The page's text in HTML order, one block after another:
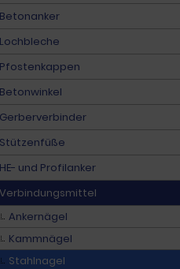
Betonanker
Lochbleche
Pfostenkappen
Betonwinkel
Gerberverbinder
Stützenfüße
HE- und Profilanker
Verbindungsmittel
Ankernägel
Kammnägel
Stahlnagel